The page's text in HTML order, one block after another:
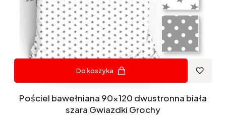
Do koszyka
Pościel bawełniana 90x120 dwustronna biała
szara Gwiazdki Grochy